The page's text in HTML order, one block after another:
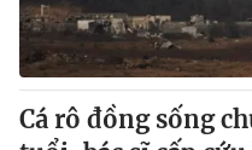
Cá rô đồng sống